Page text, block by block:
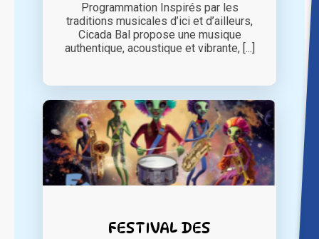
Programmation Inspirés par les
traditions musicales d’ici et d’ailleurs,
Cicada Bal propose une musique
authentique, acoustique et vibrante, [...]
FESTIVAL DES